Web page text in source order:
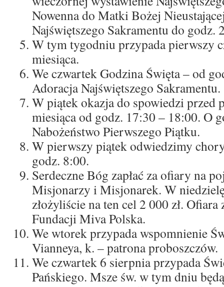
Nowenna do Matki Bożej
Najświętszego Sakramentu do godz.
W tym tygodniu przypada pierwszy
miesiąca.
We czwartek Godzina Święta – od
Adoracja Najświętszego Sakramentu.
W piątek okazja do spowiedzi przed
miesiąca od godz. 17:30 – 18:00. O
Nabożeństwo Pierwszego Piątku.
W pierwszy piątek odwiedzimy
godz. 8:00.
Serdeczne Bóg zapłać za ofiary na
Misjonarzy i Misjonarek. W
złożyliście na ten cel 2 000 zł. Ofiara
Fundacji Miva Polska.
We wtorek przypada wspomnienie
Vianneya, k. – patrona proboszczów.
We czwartek 6 sierpnia przypada
Pańskiego. Msze św. w tym dniu